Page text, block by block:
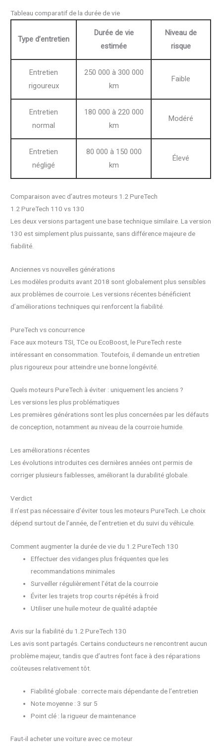
Tableau comparatif de la durée de vie
Type d’entretien
Durée de vie
estimée
Niveau de
risque
Entretien
rigoureux
250 000 à 300 000
km
Faible
Entretien
normal
180 000 à 220 000
km
Modéré
Entretien
négligé
80 000 à 150 000
km
Élevé
Comparaison avec d’autres moteurs 1.2 PureTech
1.2 PureTech 110 vs 130
Les deux versions partagent une base technique similaire. La version
130 est simplement plus puissante, sans différence majeure de
fiabilité.
Anciennes vs nouvelles générations
Les modèles produits avant 2018 sont globalement plus sensibles
aux problèmes de courroie. Les versions récentes bénéficient
d’améliorations techniques qui renforcent la fiabilité.
PureTech vs concurrence
Face aux moteurs TSI, TCe ou EcoBoost, le PureTech reste
intéressant en consommation. Toutefois, il demande un entretien
plus rigoureux pour atteindre une bonne longévité.
Quels moteurs PureTech à éviter : uniquement les anciens ?
Les versions les plus problématiques
Les premières générations sont les plus concernées par les défauts
de conception, notamment au niveau de la courroie humide.
Les améliorations récentes
Les évolutions introduites ces dernières années ont permis de
corriger plusieurs faiblesses, améliorant la durabilité globale.
Verdict
Il n’est pas nécessaire d’éviter tous les moteurs PureTech. Le choix
dépend surtout de l’année, de l’entretien et du suivi du véhicule.
Comment augmenter la durée de vie du 1.2 PureTech 130
Effectuer des vidanges plus fréquentes que les
recommandations minimales
Surveiller régulièrement l’état de la courroie
Éviter les trajets trop courts répétés à froid
Utiliser une huile moteur de qualité adaptée
Avis sur la fiabilité du 1.2 PureTech 130
Les avis sont partagés. Certains conducteurs ne rencontrent aucun
problème majeur, tandis que d’autres font face à des réparations
coûteuses relativement tôt.
Fiabilité globale : correcte mais dépendante de l’entretien
Note moyenne : 3 sur 5
Point clé : la rigueur de maintenance
Faut-il acheter une voiture avec ce moteur